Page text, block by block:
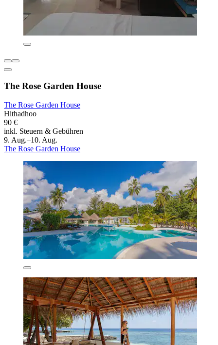
The Rose Garden House
The Rose Garden House
Hithadhoo
90 €
inkl. Steuern & Gebühren
9. Aug.–10. Aug.
The Rose Garden House